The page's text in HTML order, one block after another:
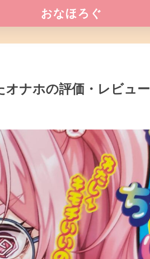
おなほろぐ
オナホの評価・レビュー